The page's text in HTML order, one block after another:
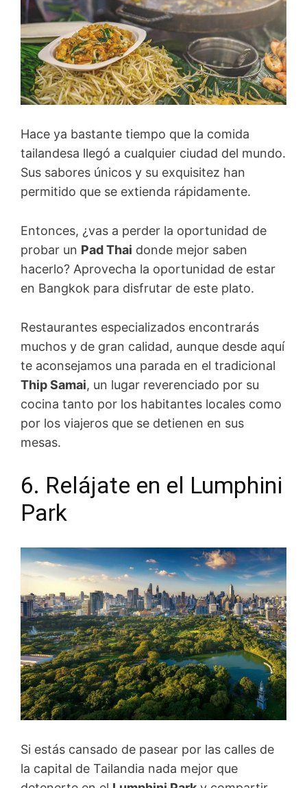
Hace ya bastante tiempo que la comida
tailandesa llegó a cualquier ciudad del mundo.
Sus sabores únicos y su exquisitez han
permitido que se extienda rápidamente.
Entonces, ¿vas a perder la oportunidad de
probar un Pad Thai donde mejor saben
hacerlo? Aprovecha la oportunidad de estar
en Bangkok para disfrutar de este plato.
Restaurantes especializados encontrarás
muchos y de gran calidad, aunque desde aquí
te aconsejamos una parada en el tradicional
Thip Samai, un lugar reverenciado por su
cocina tanto por los habitantes locales como
por los viajeros que se detienen en sus
mesas.
6. Relájate en el Lumphini
Park
Si estás cansado de pasear por las calles de
la capital de Tailandia nada mejor que